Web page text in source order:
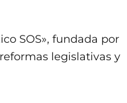
SOS», fundada por
legislativas y